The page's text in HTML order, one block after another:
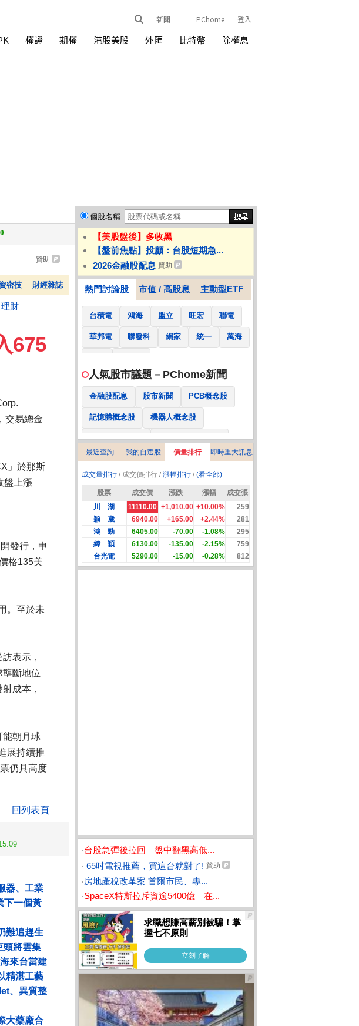
新聞 PChome 登入
權證 期權 港股美股 外匯 比特幣 除權息
贊助
聯電ADR6日下跌0.09美元跌幅0.47%折台股123.88元 玩遊戲，不模糊、不卡殘影
贊助
密技 財經雜誌
理財
675
交易總金
」於那斯
盤上漲
發行，申
格135美
。至於未
表示，
壟斷地位
成本，
能朝月球
展持續推
仍具高度
回列表頁
器、工業
下一個黃
難追趕生
銷售...
頭將雲集
來台當建
發跡...
精湛工藝
鈑件...
、異質整
大藥廠合
個股名稱
【美股盤後】多收黑
【盤前焦點】投顧：台股短期急...
2026金融股配息 贊助
熱門討論股 市值 / 高股息 主動型ETF
台積電 鴻海 盟立 旺宏 聯電
華邦電 聯發科 網家 統一 萬海
南亞 國泰金
人氣股市議題－PChome新聞
金融股配息 股市新聞 PCB概念股
記憶體概念股 機器人概念股
低軌衛星概念股 CPO、BBU概念股
2025金融股配息 AI眼鏡概念股
降息概念股 儲能概念股 甲骨文概念股
股東會紀念品
最近查詢 我的自選股 價量排行 即時重大訊息
成交量排行/ 成交價排行 /漲幅排行/(看全部)
股票 成交價 漲跌 漲幅
成交張
川 湖
11110.00 +1,010.00 +10.00%
259
穎 崴
6940.00 +165.00 +2.44%
281
鴻 勁
6405.00 -70.00 -1.08%
295
緯 穎
6130.00 -135.00 -2.15%
759
台光電
5290.00 -15.00 -0.28% 812
‧台股急彈後拉回 盤中翻黑高低...
‧ 65吋電視推薦，買這台就對了! 贊助
‧房地產稅改革案 首爾市民、專...
‧SpaceX特斯拉斥資逾5400億 在...